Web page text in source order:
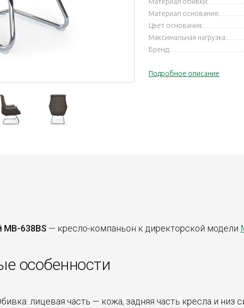
Материал основания:
Цвет основания:
Максимальная нагрузка:
Бренд:
Подробное описание
638BS — кресло-компаньон к директорской модели
особенности
лицевая часть — кожа, задняя часть кресла и